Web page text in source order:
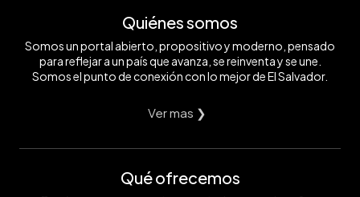
Quiénes somos
Somos un portal abierto, propositivo y moderno, pensado
para reflejar a un país que avanza, se reinventa y se une.
Somos el punto de conexión con lo mejor de El Salvador.
Ver mas ❯
Qué ofrecemos